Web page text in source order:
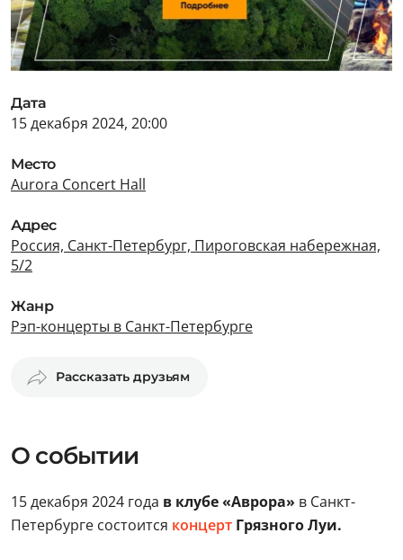
Дата
15 декабря 2024, 20:00
Место
Aurora Concert Hall
Адрес
Россия, Санкт-Петербург, Пироговская набережная,
5/2
Жанр
Рэп-концерты в Санкт-Петербурге
Рассказать друзьям
О событии
15 декабря 2024 года в клубе «Аврора» в Санкт-
Петербурге состоится концерт Грязного Луи.